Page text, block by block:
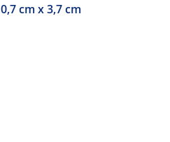
0,7 cm x 3,7 cm